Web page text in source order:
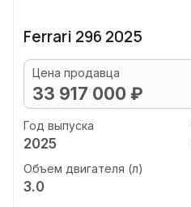
Ferrari 296 2025
Цена продавца
33 917 000 ₽
Год выпуска
2025
Объем двигателя (л)
3.0